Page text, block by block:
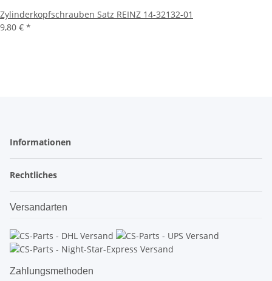
Zylinderkopfschrauben Satz REINZ 14-32132-01
9,80 € *
Informationen
Rechtliches
Versandarten
Zahlungsmethoden